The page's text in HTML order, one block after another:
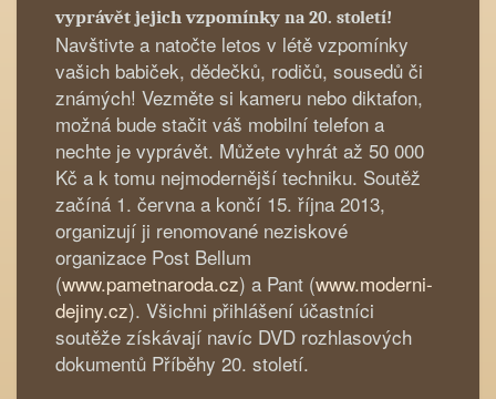
vyprávět jejich vzpomínky na 20. století!
Navštivte a natočte letos v létě vzpomínky
vašich babiček, dědečků, rodičů, sousedů či
známých! Vezměte si kameru nebo diktafon,
možná bude stačit váš mobilní telefon a
nechte je vyprávět. Můžete vyhrát až 50 000
Kč a k tomu nejmodernější techniku. Soutěž
začíná 1. června a končí 15. října 2013,
organizují ji renomované neziskové
organizace Post Bellum
(www.pametnaroda.cz) a Pant (www.moderni-
dejiny.cz). Všichni přihlášení účastníci
soutěže získávají navíc DVD rozhlasových
dokumentů Příběhy 20. století.